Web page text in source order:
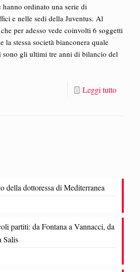
ordinato una serie di
e nelle sedi della Juventus. Al
per adesso vede coinvolti 6 soggetti
stessa società bianconera quale
sono gli ultimi tre anni di bilancio del
Leggi tutto
della dottoressa di Mediterranea
partiti: da Fontana a Vannacci, da
Salis